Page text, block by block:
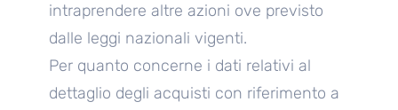
intraprendere altre azioni ove previsto
dalle leggi nazionali vigenti.
Per quanto concerne i dati relativi al
dettaglio degli acquisti con riferimento a